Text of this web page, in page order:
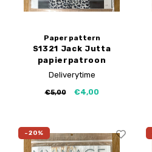
Paper pattern
S1321 Jack Jutta
papierpatroon
Deliverytime
€5,00 €4,00
-20%